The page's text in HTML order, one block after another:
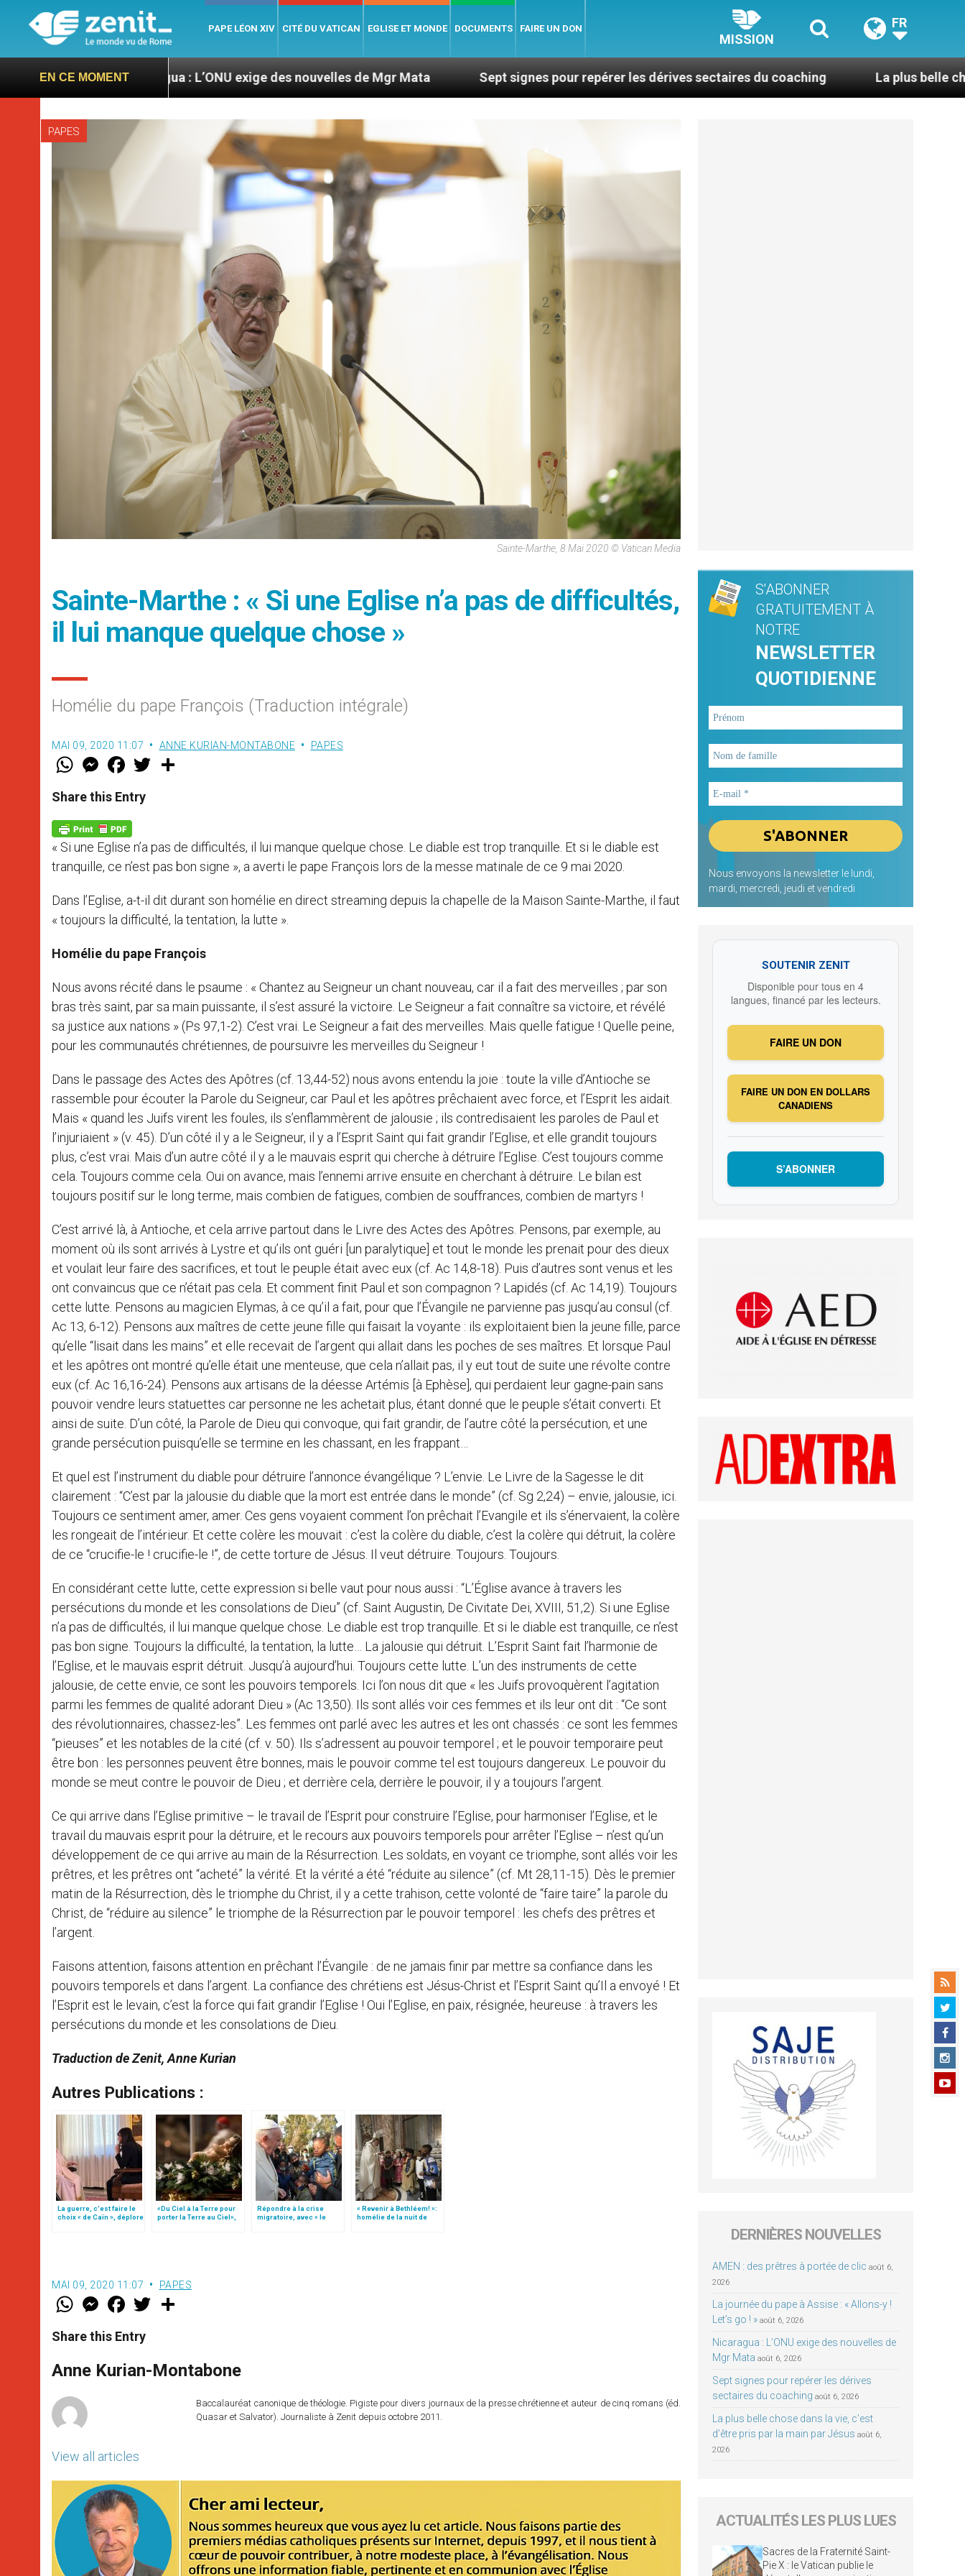
PAPE LÉON XIV CITÉ DU VATICAN EGLISE ET MONDE DOCUMENTS FAIRE UN DON
MISSION
FR
EN CE MOMENT
Nicaragua : L’ONU exige des nouvelles de Mgr Mata Sept signes pour repérer les dérives sectaires du coaching La plus belle chose dans la vie,
PAPES
Sainte-Marthe, 8 Mai 2020 © Vatican Media
Sainte-Marthe : « Si une Eglise n’a pas de difficultés,
il lui manque quelque chose »
Homélie du pape François (Traduction intégrale)
MAI 09, 2020 11:07 ANNE KURIAN-MONTABONE PAPES
W
t
s
A
p
p
M
e
s
e
n
g
e
r
F
a
e
b
o
k
w
Share this Entry
« Si une Eglise n’a pas de difficultés, il lui manque quelque chose. Le diable est trop tranquille. Et si le diable est
tranquille, ce n’est pas bon signe », a averti le pape François lors de la messe matinale de ce 9 mai 2020.
Dans l’Eglise, a-t-il dit durant son homélie en direct streaming depuis la chapelle de la Maison Sainte-Marthe, il faut
« toujours la difficulté, la tentation, la lutte ».
Homélie du pape François
Nous avons récité dans le psaume : « Chantez au Seigneur un chant nouveau, car il a fait des merveilles ; par son
bras très saint, par sa main puissante, il s’est assuré la victoire. Le Seigneur a fait connaître sa victoire, et révélé
sa justice aux nations » (Ps 97,1-2). C’est vrai. Le Seigneur a fait des merveilles. Mais quelle fatigue ! Quelle peine,
pour les communautés chrétiennes, de poursuivre les merveilles du Seigneur !
Dans le passage des Actes des Apôtres (cf. 13,44-52) nous avons entendu la joie : toute la ville d’Antioche se
rassemble pour écouter la Parole du Seigneur, car Paul et les apôtres prêchaient avec force, et l’Esprit les aidait.
Mais « quand les Juifs virent les foules, ils s’enflammèrent de jalousie ; ils contredisaient les paroles de Paul et
l’injuriaient » (v. 45). D’un côté il y a le Seigneur, il y a l’Esprit Saint qui fait grandir l’Eglise, et elle grandit toujours
plus, c’est vrai. Mais d’un autre côté il y a le mauvais esprit qui cherche à détruire l’Eglise. C’est toujours comme
cela. Toujours comme cela. Oui on avance, mais l’ennemi arrive ensuite en cherchant à détruire. Le bilan est
toujours positif sur le long terme, mais combien de fatigues, combien de souffrances, combien de martyrs !
C’est arrivé là, à Antioche, et cela arrive partout dans le Livre des Actes des Apôtres. Pensons, par exemple, au
moment où ils sont arrivés à Lystre et qu’ils ont guéri [un paralytique] et tout le monde les prenait pour des dieux
et voulait leur faire des sacrifices, et tout le peuple était avec eux (cf. Ac 14,8-18). Puis d’autres sont venus et les
ont convaincus que ce n’était pas cela. Et comment finit Paul et son compagnon ? Lapidés (cf. Ac 14,19). Toujours
cette lutte. Pensons au magicien Elymas, à ce qu’il a fait, pour que l’Évangile ne parvienne pas jusqu’au consul (cf.
Ac 13, 6-12). Pensons aux maîtres de cette jeune fille qui faisait la voyante : ils exploitaient bien la jeune fille, parce
qu’elle “lisait dans les mains” et elle recevait de l’argent qui allait dans les poches de ses maîtres. Et lorsque Paul
et les apôtres ont montré qu’elle était une menteuse, que cela n’allait pas, il y eut tout de suite une révolte contre
eux (cf. Ac 16,16-24). Pensons aux artisans de la déesse Artémis [à Ephèse], qui perdaient leur gagne-pain sans
pouvoir vendre leurs statuettes car personne ne les achetait plus, étant donné que le peuple s’était converti. Et
ainsi de suite. D’un côté, la Parole de Dieu qui convoque, qui fait grandir, de l’autre côté la persécution, et une
grande persécution puisqu’elle se termine en les chassant, en les frappant…
Et quel est l’instrument du diable pour détruire l’annonce évangélique ? L’envie. Le Livre de la Sagesse le dit
clairement : “C’est par la jalousie du diable que la mort est entrée dans le monde” (cf. Sg 2,24) – envie, jalousie, ici.
Toujours ce sentiment amer, amer. Ces gens voyaient comment l’on prêchait l’Evangile et ils s’énervaient, la colère
les rongeait de l’intérieur. Et cette colère les mouvait : c’est la colère du diable, c’est la colère qui détruit, la colère
de ce “crucifie-le ! crucifie-le !”, de cette torture de Jésus. Il veut détruire. Toujours. Toujours.
En considérant cette lutte, cette expression si belle vaut pour nous aussi : “L’Église avance à travers les
persécutions du monde et les consolations de Dieu” (cf. Saint Augustin, De Civitate Dei, XVIII, 51,2). Si une Eglise
n’a pas de difficultés, il lui manque quelque chose. Le diable est trop tranquille. Et si le diable est tranquille, ce n’est
pas bon signe. Toujours la difficulté, la tentation, la lutte… La jalousie qui détruit. L’Esprit Saint fait l’harmonie de
l’Eglise, et le mauvais esprit détruit. Jusqu’à aujourd’hui. Toujours cette lutte. L’un des instruments de cette
jalousie, de cette envie, ce sont les pouvoirs temporels. Ici l’on nous dit que « les Juifs provoquèrent l’agitation
parmi les femmes de qualité adorant Dieu » (Ac 13,50). Ils sont allés voir ces femmes et ils leur ont dit : “Ce sont
des révolutionnaires, chassez-les”. Les femmes ont parlé avec les autres et les ont chassés : ce sont les femmes
“pieuses” et les notables de la cité (cf. v. 50). Ils s’adressent au pouvoir temporel ; et le pouvoir temporaire peut
être bon : les personnes peuvent être bonnes, mais le pouvoir comme tel est toujours dangereux. Le pouvoir du
monde se meut contre le pouvoir de Dieu ; et derrière cela, derrière le pouvoir, il y a toujours l’argent.
Ce qui arrive dans l’Eglise primitive – le travail de l’Esprit pour construire l’Eglise, pour harmoniser l’Eglise, et le
travail du mauvais esprit pour la détruire, et le recours aux pouvoirs temporels pour arrêter l’Eglise – n’est qu’un
développement de ce qui arrive au main de la Résurrection. Les soldats, en voyant ce triomphe, sont allés voir les
prêtres, et les prêtres ont “acheté” la vérité. Et la vérité a été “réduite au silence” (cf. Mt 28,11-15). Dès le premier
matin de la Résurrection, dès le triomphe du Christ, il y a cette trahison, cette volonté de “faire taire” la parole du
Christ, de “réduire au silence” le triomphe de la Résurrection par le pouvoir temporel : les chefs des prêtres et
l’argent.
Faisons attention, faisons attention en prêchant l’Évangile : de ne jamais finir par mettre sa confiance dans les
pouvoirs temporels et dans l’argent. La confiance des chrétiens est Jésus-Christ et l’Esprit Saint qu’Il a envoyé ! Et
l’Esprit est le levain, c’est la force qui fait grandir l’Eglise ! Oui l’Eglise, en paix, résignée, heureuse : à travers les
persécutions du monde et les consolations de Dieu.
Traduction de Zenit, Anne Kurian
Autres Publications :
La guerre, c’est faire le
choix « de Caïn », déplore
«Du Ciel à la Terre pour
porter la Terre au Ciel»,
Répondre à la crise
migratoire, avec « le
« Revenir à Bethléem! »:
homélie de la nuit de
Noël (texte complet)
MAI 09, 2020 11:07 PAPES
W
t
s
p
p
M
e
s
e
g
e
F
a
e
b
o
k
w
r
Share this Entry
Anne Kurian-Montabone
View all articles
Baccalauréat canonique de théologie. Pigiste pour divers journaux de la presse chrétienne et auteur de cinq romans (éd.
Quasar et Salvator). Journaliste à Zenit depuis octobre 2011.
S'ABONNER
GRATUITEMENT À
NOTRE
NEWSLETTER
QUOTIDIENNE
Nous envoyons la newsletter le lundi,
mardi, mercredi, jeudi et vendredi
SOUTENIR ZENIT
Disponible pour tous en 4
langues, financé par les lecteurs.
FAIRE UN DON
FAIRE UN DON EN DOLLARS
CANADIENS
S’ABONNER
DERNIÈRES NOUVELLES
AMEN : des prêtres à portée de clic août 6,
2026
La journée du pape à Assise : « Allons-y !
Let’s go ! » août 6, 2026
Nicaragua : L’ONU exige des nouvelles de
Mgr Mata août 6, 2026
Sept signes pour repérer les dérives
sectaires du coaching août 6, 2026
La plus belle chose dans la vie, c’est
d’être pris par la main par Jésus août 6,
2026
ACTUALITÉS LES PLUS LUES
Sacres de la Fraternité Saint-
Pie X : le Vatican publie le